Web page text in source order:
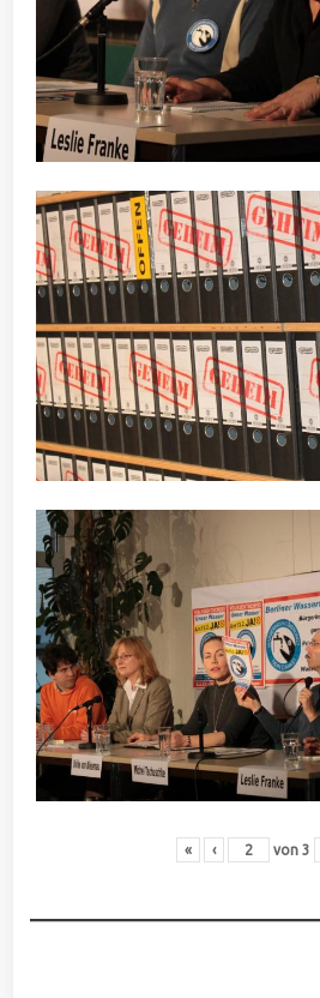
« ‹ von 3